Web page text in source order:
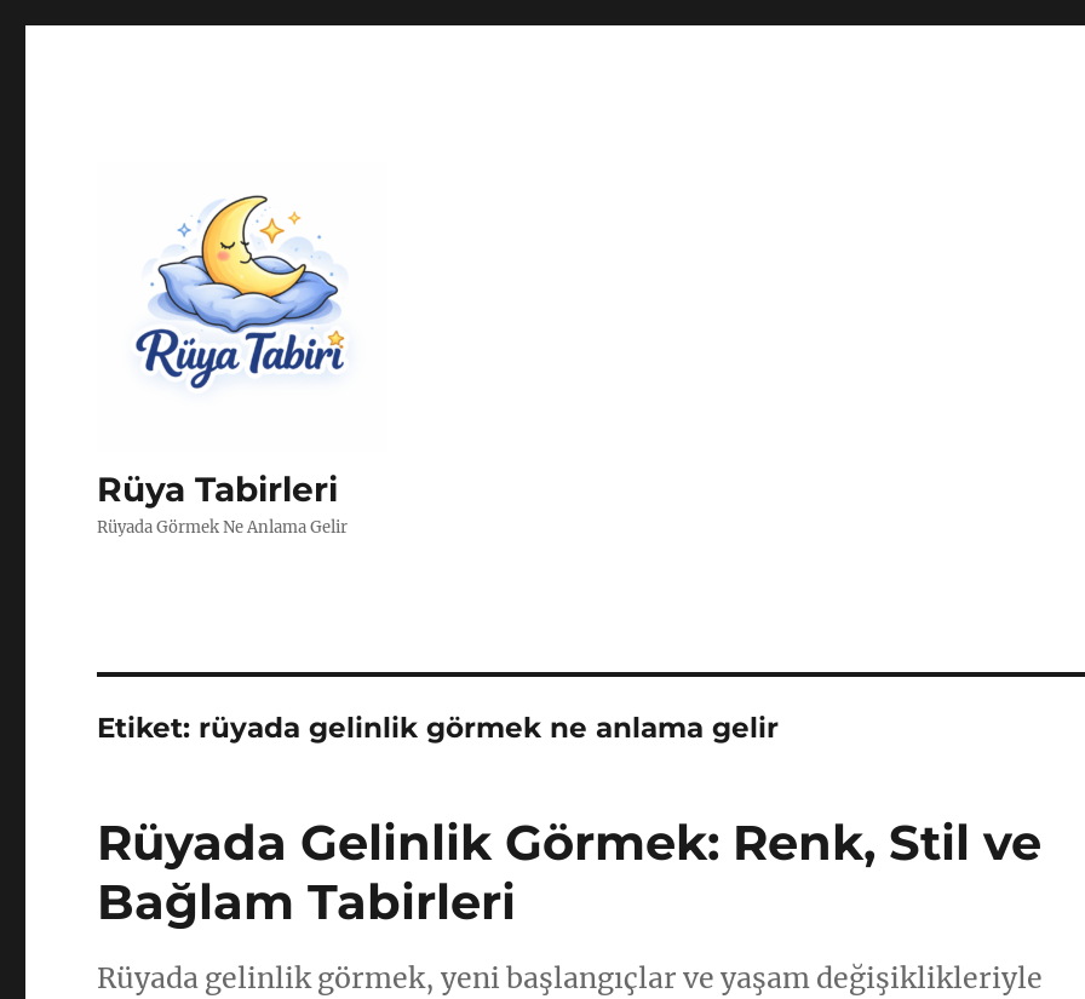
Rüya Tabirleri
Rüyada Görmek Ne Anlama Gelir
Etiket: rüyada gelinlik görmek ne anlama gelir
Rüyada Gelinlik Görmek: Renk, Stil ve
Bağlam Tabirleri
Rüyada gelinlik görmek, yeni başlangıçlar ve yaşam değişiklikleriyle